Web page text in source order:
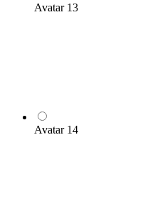
Avatar 13
Avatar 14